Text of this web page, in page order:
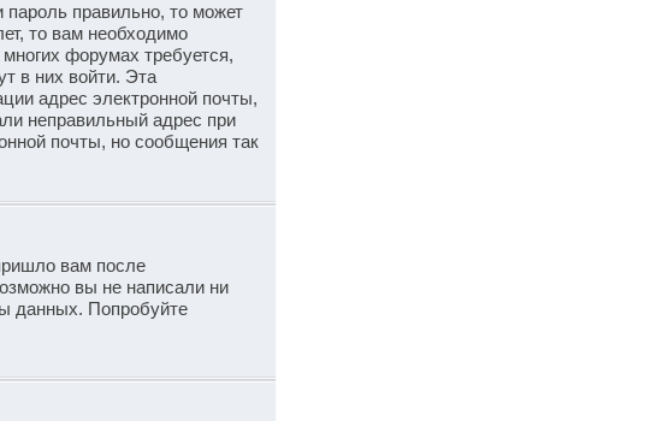
правильно, то может
то вам необходимо
форумах требуется,
в них войти. Эта
адрес электронной почты,
неправильный адрес при
почты, но сообщения так
вам после
вы не написали ни
данных. Попробуйте